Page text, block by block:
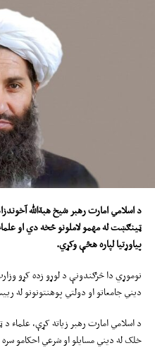
د اسلامي امارت رهبر شیخهبة‌اللهآ
ټینګښت له مهمو لاملونو څخه دي او علما
پیاوړتیا لپاره هڅې وکړي.
نوموړي دا څرګندونې د لوړو زده کړو
دیني جامعاتو او دولتي پوهنتونونو له
د اسلامي امارت رهبر زیاته کړې، علماء
خلک له دیني مسایلو او شرعي احکامو